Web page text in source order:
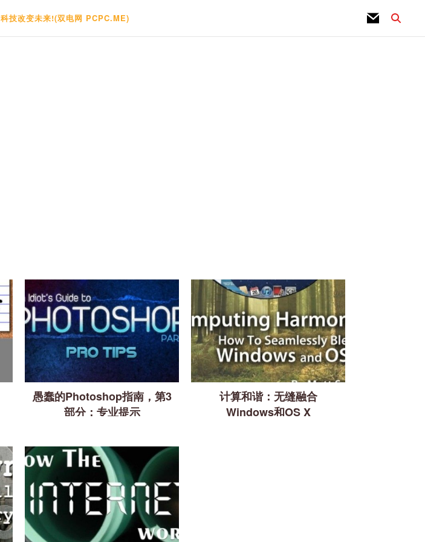
科技改变未来!(双电网 PCPC.ME)
愚蠢的Photoshop指南，第3
部分：专业提示
计算和谐：无缝融合
Windows和OS X